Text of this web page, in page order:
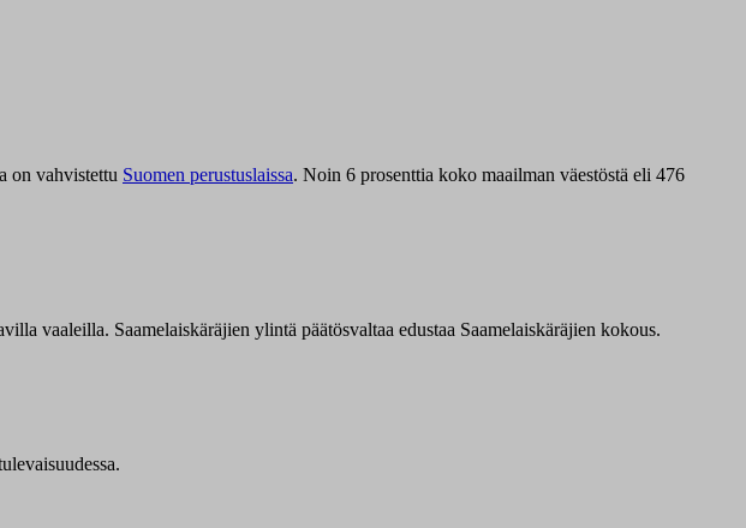
on vahvistettu Suomen perustuslaissa. Noin 6 prosenttia koko maailman väestöstä eli 476
vaaleilla. Saamelaiskäräjien ylintä päätösvaltaa edustaa Saamelaiskäräjien kokous.